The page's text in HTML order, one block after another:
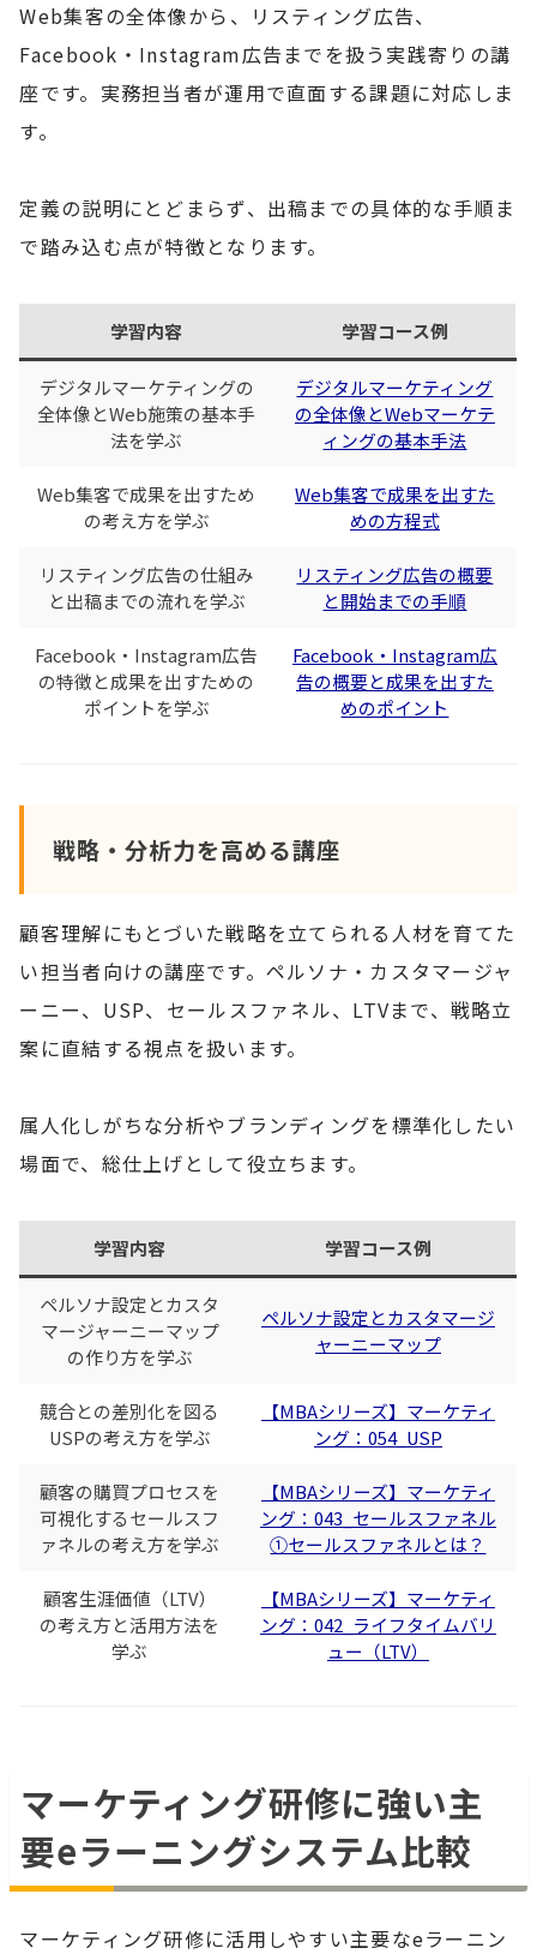
Web集客の全体像から、リスティング広告、
Facebook・Instagram広告までを扱う実践寄りの講
座です。実務担当者が運用で直面する課題に対応しま
す。
定義の説明にとどまらず、出稿までの具体的な手順ま
で踏み込む点が特徴となります。
学習内容 学習コース例
デジタルマーケティングの
全体像とWeb施策の基本手
法を学ぶ
デジタルマーケティング
の全体像とWebマーケテ
ィングの基本手法
Web集客で成果を出すため
の考え方を学ぶ
Web集客で成果を出すた
めの方程式
リスティング広告の仕組み
と出稿までの流れを学ぶ
リスティング広告の概要
と開始までの手順
Facebook・Instagram広告
の特徴と成果を出すための
ポイントを学ぶ
Facebook・Instagram広
告の概要と成果を出すた
めのポイント
戦略・分析力を高める講座
顧客理解にもとづいた戦略を立てられる人材を育てた
い担当者向けの講座です。ペルソナ・カスタマージャ
ーニー、USP、セールスファネル、LTVまで、戦略立
案に直結する視点を扱います。
属人化しがちな分析やブランディングを標準化したい
場面で、総仕上げとして役立ちます。
学習内容 学習コース例
ペルソナ設定とカスタ
マージャーニーマップ
の作り方を学ぶ
ペルソナ設定とカスタマージ
ャーニーマップ
競合との差別化を図る
USPの考え方を学ぶ
【MBAシリーズ】マーケティ
ング：054_USP
顧客の購買プロセスを
可視化するセールスフ
ァネルの考え方を学ぶ
【MBAシリーズ】マーケティ
ング：043_セールスファネル
①セールスファネルとは？
顧客生涯価値（LTV）
の考え方と活用方法を
学ぶ
【MBAシリーズ】マーケティ
ング：042_ライフタイムバリ
ュー（LTV）
マーケティング研修に強い主
要eラーニングシステム比較
マーケティング研修に活用しやすい主要なeラーニン